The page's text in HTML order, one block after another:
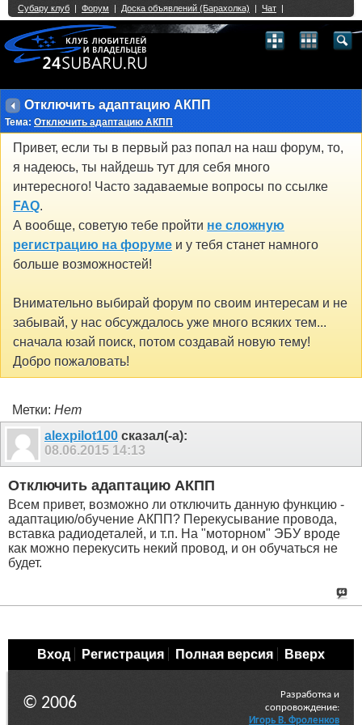
Отключить адаптацию АКПП
Тема: Отключить адаптацию АКПП
Привет, если ты в первый раз попал на наш форум, то,
я надеюсь, ты найдешь тут для себя много
интересного! Часто задаваемые вопросы по ссылке
FAQ.
А вообще, советую тебе пройти не сложную
регистрацию на форуме и у тебя станет намного
больше возможностей!
Внимательно выбирай форум по своим интересам и не
забывай, у нас обсуждалось уже много всяких тем...
сначала юзай поиск, потом создавай новую тему!
Добро пожаловать!
Метки: Нет
alexpilot100 сказал(-а):
08.06.2015 14:13
Отключить адаптацию АКПП
Всем привет, возможно ли отключить данную функцию -
адаптацию/обучение АКПП? Перекусывание провода,
вставка радиодеталей, и т.п. На "моторном" ЭБУ вроде
как можно перекусить некий провод, и он обучаться не
будет.
Вход Регистрация Полная версия Вверх
© 2006
Разработка и
сопровождение:
Игорь В. Фроленков
Single Sign On provided byvBSSO
2 3 4 5 6 7 8 9 10 11 12 13 14 15 16 17 18 21 22 23 24 25 26
27 28 29 30 31 32 33 40 41 42 43